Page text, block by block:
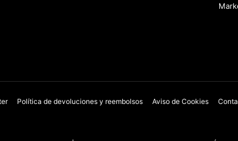
Política de devoluciones y reembolsos Aviso de Cookies